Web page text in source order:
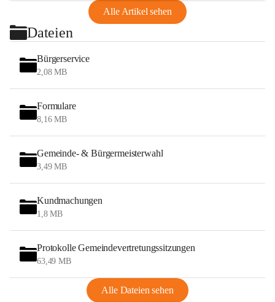
Alle Artikel sehen
Dateien
Bürgerservice
2,08 MB
Formulare
8,16 MB
Gemeinde- & Bürgermeisterwahl
3,49 MB
Kundmachungen
1,8 MB
Protokolle Gemeindevertretungssitzungen
63,49 MB
Alle Dateien sehen